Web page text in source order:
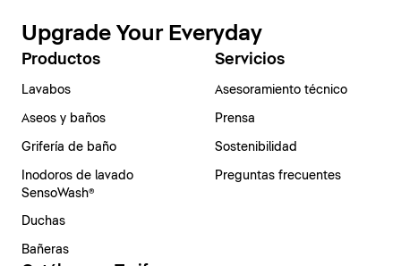
Upgrade Your Everyday
Productos
Lavabos
Aseos y baños
Grifería de baño
Inodoros de lavado
SensoWash®
Duchas
Bañeras
Servicios
Asesoramiento técnico
Prensa
Sostenibilidad
Preguntas frecuentes